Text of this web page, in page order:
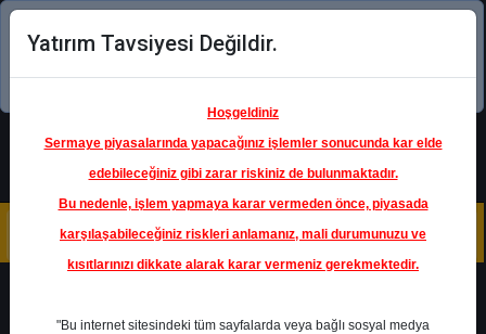
Şimdi uygulamayı indirin!
Yatırım Tavsiyesi Değildir.
Hoşgeldiniz
Sermaye piyasalarında yapacağınız işlemler sonucunda kar elde
edebileceğiniz gibi zarar riskiniz de bulunmaktadır.
Bu nedenle, işlem yapmaya karar vermeden önce, piyasada
karşılaşabileceğiniz riskleri anlamanız, mali durumunuzu ve
kısıtlarınızı dikkate alarak karar vermeniz gerekmektedir.
"Bu internet sitesindeki tüm sayfalarda veya bağlı sosyal medya